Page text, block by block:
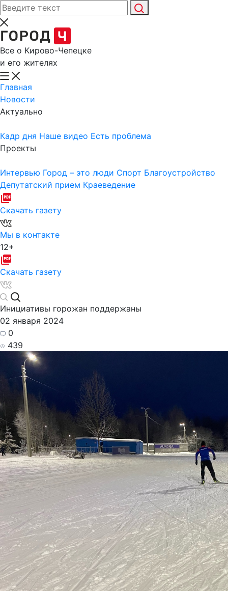
Все о Кирово-Чепецке
и его жителях
Главная
Новости
Актуально
Кадр дня Наше видео Есть проблема
Проекты
Интервью Город – это люди Спорт Благоустройство
Депутатский прием Краеведение
Скачать газету
Мы в контакте
12+
Скачать газету
Инициативы горожан поддержаны
02 января 2024
0
439